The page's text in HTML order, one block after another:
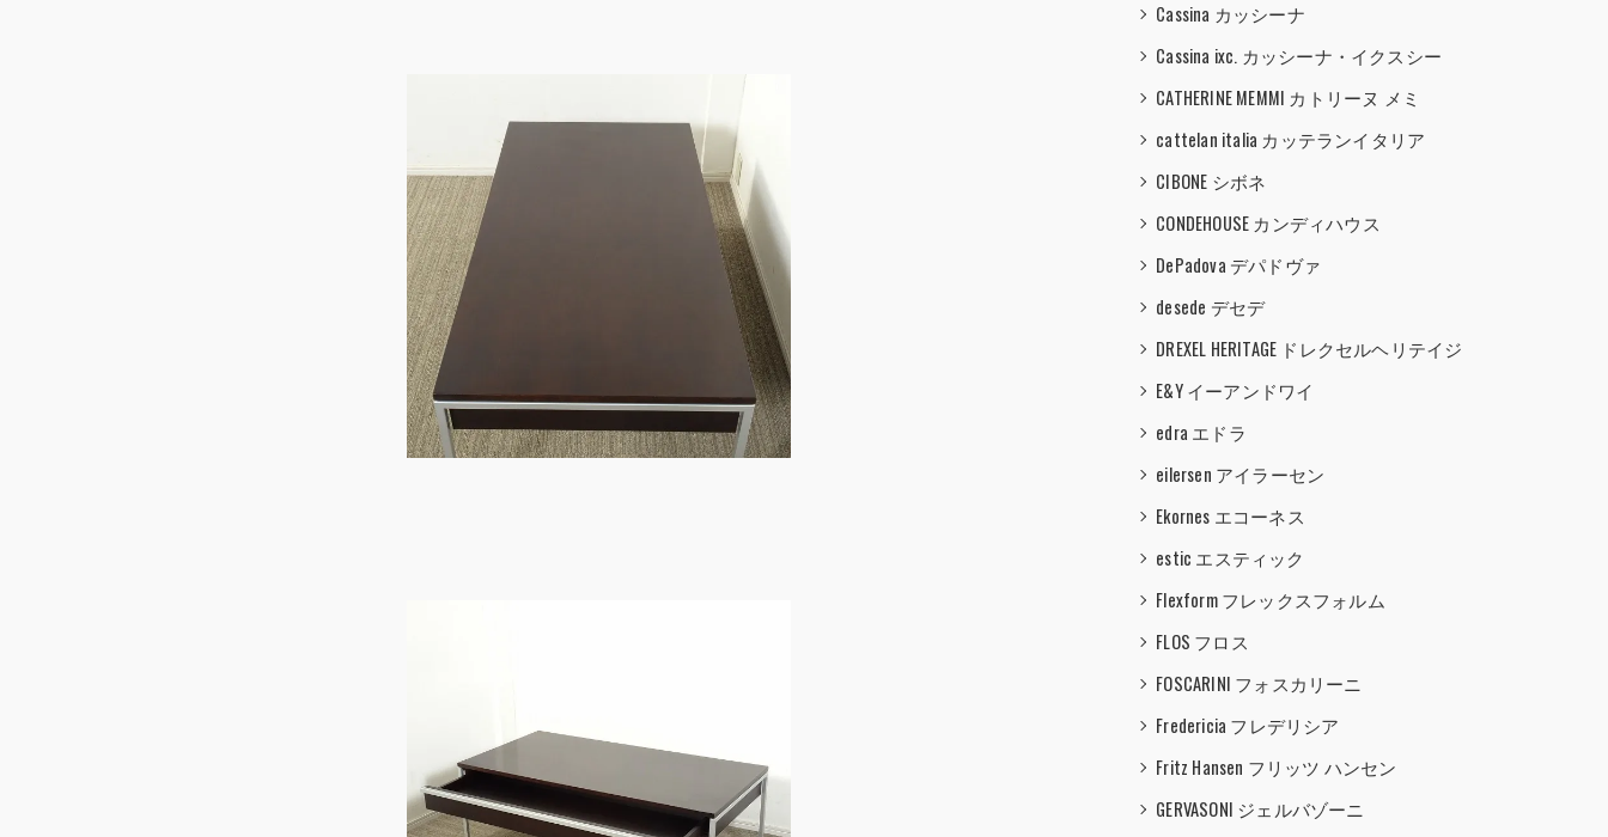
Cassina カッシーナ
Cassina ixc. カッシーナ・イクスシー
CATHERINE MEMMI カトリーヌ メミ
cattelan italia カッテランイタリア
CIBONE シボネ
CONDEHOUSE カンディハウス
DePadova デパドヴァ
desede デセデ
DREXEL HERITAGE ドレクセルヘリテイジ
E&Y イーアンドワイ
edra エドラ
eilersen アイラーセン
Ekornes エコーネス
estic エスティック
Flexform フレックスフォルム
FLOS フロス
FOSCARINI フォスカリーニ
Fredericia フレデリシア
Fritz Hansen フリッツ ハンセン
GERVASONI ジェルバゾーニ